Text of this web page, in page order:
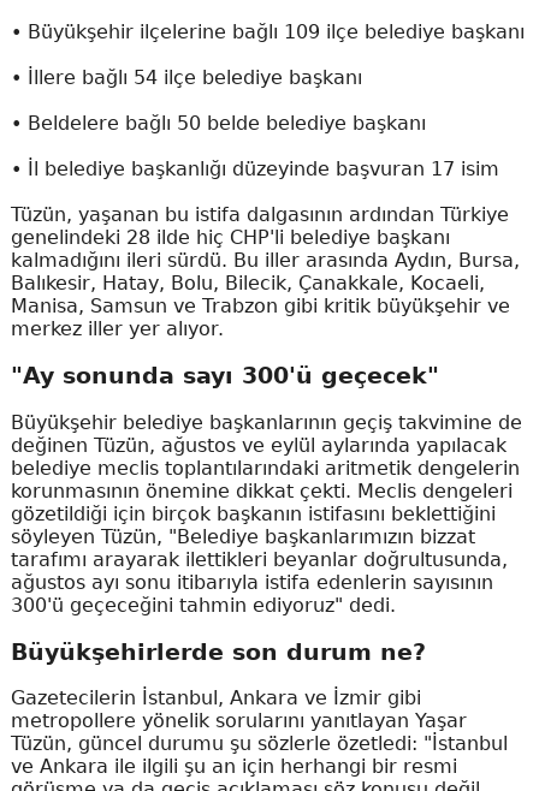
• Büyükşehir ilçelerine bağlı 109 ilçe belediye başkanı
• İllere bağlı 54 ilçe belediye başkanı
• Beldelere bağlı 50 belde belediye başkanı
• İl belediye başkanlığı düzeyinde başvuran 17 isim
Tüzün, yaşanan bu istifa dalgasının ardından Türkiye
genelindeki 28 ilde hiç CHP'li belediye başkanı
kalmadığını ileri sürdü. Bu iller arasında Aydın, Bursa,
Balıkesir, Hatay, Bolu, Bilecik, Çanakkale, Kocaeli,
Manisa, Samsun ve Trabzon gibi kritik büyükşehir ve
merkez iller yer alıyor.
"Ay sonunda sayı 300'ü geçecek"
Büyükşehir belediye başkanlarının geçiş takvimine de
değinen Tüzün, ağustos ve eylül aylarında yapılacak
belediye meclis toplantılarındaki aritmetik dengelerin
korunmasının önemine dikkat çekti. Meclis dengeleri
gözetildiği için birçok başkanın istifasını beklettiğini
söyleyen Tüzün, "Belediye başkanlarımızın bizzat
tarafımı arayarak ilettikleri beyanlar doğrultusunda,
ağustos ayı sonu itibarıyla istifa edenlerin sayısının
300'ü geçeceğini tahmin ediyoruz" dedi.
Büyükşehirlerde son durum ne?
Gazetecilerin İstanbul, Ankara ve İzmir gibi
metropollere yönelik sorularını yanıtlayan Yaşar
Tüzün, güncel durumu şu sözlerle özetledi: "İstanbul
ve Ankara ile ilgili şu an için herhangi bir resmi